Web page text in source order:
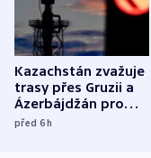
Kazachstán zvažuje
trasy přes Gruzii a
Ázerbájdžán pro
vývoz ropy do
před 6h